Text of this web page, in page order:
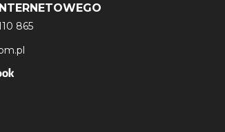
865